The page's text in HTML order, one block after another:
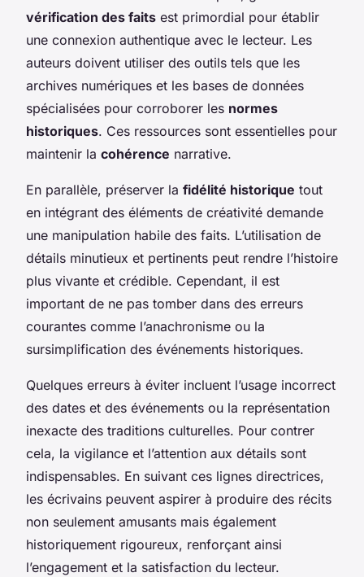
vérification des faits est primordial pour établir
une connexion authentique avec le lecteur. Les
auteurs doivent utiliser des outils tels que les
archives numériques et les bases de données
spécialisées pour corroborer les normes
historiques. Ces ressources sont essentielles pour
maintenir la cohérence narrative.
En parallèle, préserver la fidélité historique tout
en intégrant des éléments de créativité demande
une manipulation habile des faits. L’utilisation de
détails minutieux et pertinents peut rendre l’histoire
plus vivante et crédible. Cependant, il est
important de ne pas tomber dans des erreurs
courantes comme l’anachronisme ou la
sursimplification des événements historiques.
Quelques erreurs à éviter incluent l’usage incorrect
des dates et des événements ou la représentation
inexacte des traditions culturelles. Pour contrer
cela, la vigilance et l’attention aux détails sont
indispensables. En suivant ces lignes directrices,
les écrivains peuvent aspirer à produire des récits
non seulement amusants mais également
historiquement rigoureux, renforçant ainsi
l’engagement et la satisfaction du lecteur.